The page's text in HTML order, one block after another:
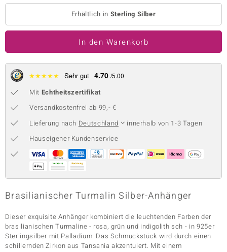
Collection
BY DE MELO
Collection
Erhältlich in Sterling Silber
In den Warenkorb
★★★★★ Sehr gut 4.70 /5.00
Mit Echtheitszertifikat
Versandkostenfrei ab 99,- €
Lieferung nach Deutschland
innerhalb von 1-3 Tagen
Hauseigener Kundenservice
Brasilianischer Turmalin Silber-Anhänger
Dieser exquisite Anhänger kombiniert die leuchtenden Farben der
brasilianischen Turmaline - rosa, grün und indigolithisch - in 925er
Sterlingsilber mit Palladium. Das Schmuckstück wird durch einen
schillernden Zirkon aus Tansania akzentuiert. Mit einem